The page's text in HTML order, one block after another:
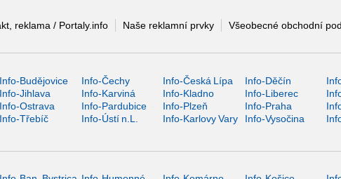
reklama / Portaly.info Naše reklamní prvky Všeobecné obchodní
Info-Budějovice Info-Čechy Info-Česká Lípa Info-Děčín
Info-Jihlava Info-Karviná Info-Kladno Info-Liberec
Info-Ostrava Info-Pardubice Info-Plzeň Info-Praha
Info-Třebíč Info-Ústí n.L. Info-Karlovy Vary Info-Vysočina